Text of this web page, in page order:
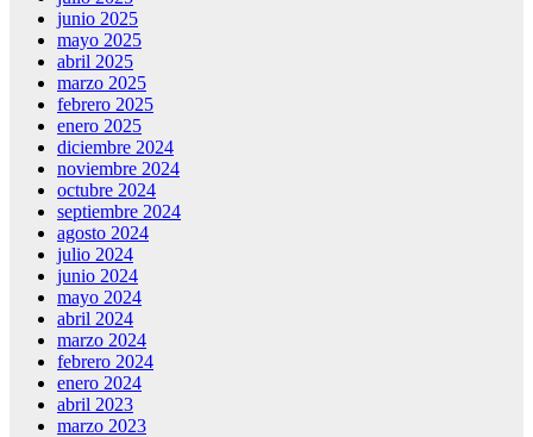
junio 2025
mayo 2025
abril 2025
marzo 2025
febrero 2025
enero 2025
diciembre 2024
noviembre 2024
octubre 2024
septiembre 2024
agosto 2024
julio 2024
junio 2024
mayo 2024
abril 2024
marzo 2024
febrero 2024
enero 2024
abril 2023
marzo 2023